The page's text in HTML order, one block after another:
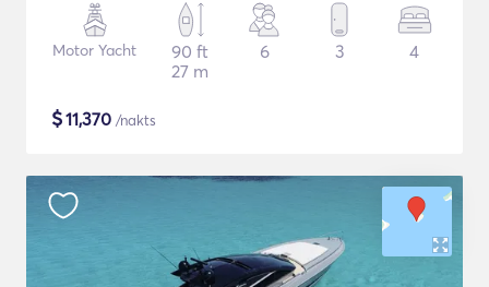
Motor Yacht
90 ft
27 m
6 3 4
$11,370 /nakts